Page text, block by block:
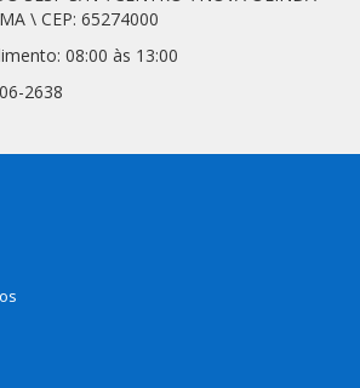
\ CEP: 65274000
08:00 às 13:00
2638